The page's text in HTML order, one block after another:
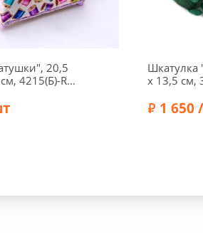
20,5
4215(Б)-RT-
Шкатулка
x 13,5 см,
1 650
Бренд: